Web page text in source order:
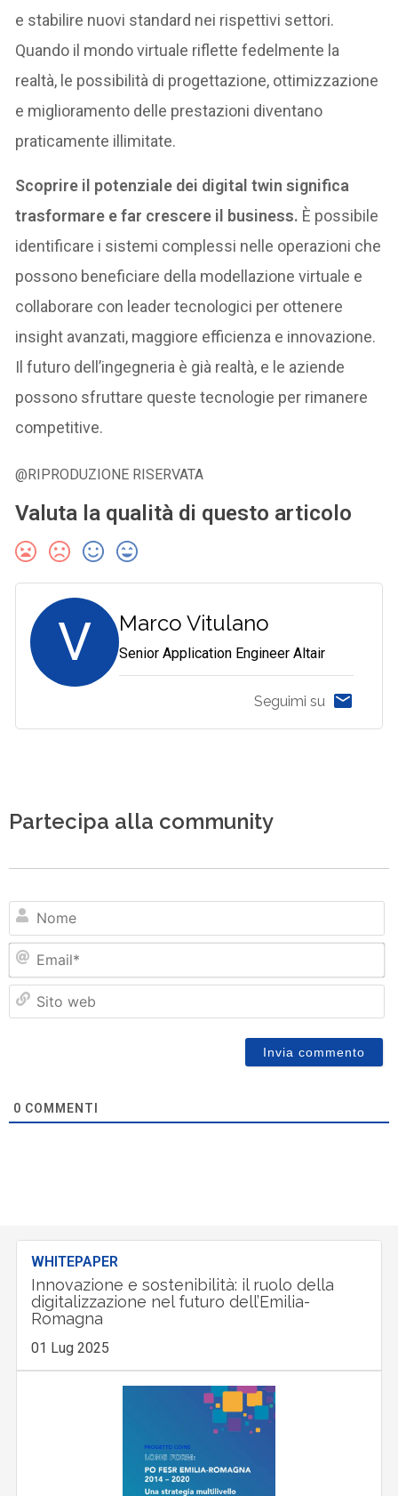
e stabilire nuovi standard nei rispettivi settori.
Quando il mondo virtuale riflette fedelmente la
realtà, le possibilità di progettazione, ottimizzazione
e miglioramento delle prestazioni diventano
praticamente illimitate.
Scoprire il potenziale dei digital twin significa
trasformare e far crescere il business. È possibile
identificare i sistemi complessi nelle operazioni che
possono beneficiare della modellazione virtuale e
collaborare con leader tecnologici per ottenere
insight avanzati, maggiore efficienza e innovazione.
Il futuro dell’ingegneria è già realtà, e le aziende
possono sfruttare queste tecnologie per rimanere
competitive.
@RIPRODUZIONE RISERVATA
Valuta la qualità di questo articolo
V Marco Vitulano
Senior Application Engineer Altair
Seguimi su
Partecipa alla community
0 COMMENTI
WHITEPAPER
Innovazione e sostenibilità: il ruolo della
digitalizzazione nel futuro dell’Emilia-
Romagna
01 Lug 2025